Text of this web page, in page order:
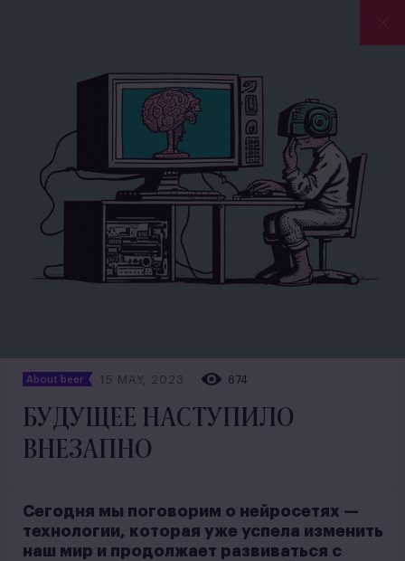
About beer 15 MAY, 2023 674
БУДУЩЕЕ НАСТУПИЛО
ВНЕЗАПНО
Сегодня мы поговорим о нейросетях —
технологии, которая уже успела изменить
наш мир и продолжает развиваться с